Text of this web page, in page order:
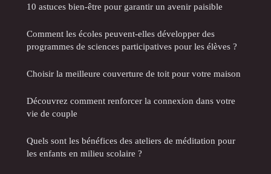
10 astuces bien-être pour garantir un avenir paisible
Comment les écoles peuvent-elles développer des
programmes de sciences participatives pour les élèves ?
Choisir la meilleure couverture de toit pour votre maison
Découvrez comment renforcer la connexion dans votre
vie de couple
Quels sont les bénéfices des ateliers de méditation pour
les enfants en milieu scolaire ?